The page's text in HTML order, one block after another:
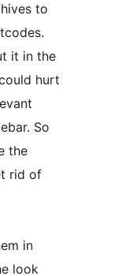
to
it in the
hurt
So
the
rid of
in
look